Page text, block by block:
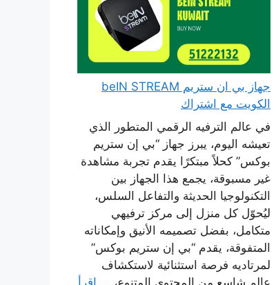
جهاز بي ان ستريم beIN STREAM
الكويت مع اشتراك
في عالم الترفيه الرقمي المتطور الذي
تعيشه اليوم، يبرز جهاز “بي إن ستريم
بوكس” كحلاً مبتكرًا يقدم تجربة مشاهدة
غير مسبوقة، يجمع هذا الجهاز بين
التكنولوجيا الحديثة والتفاعل السلس،
ليُحوّل كل منزل إلى مركز ترفيهي
متكامل، بفضل تصميمه الأنيق وإمكاناته
المتفوقة، يقدم “بي إن ستريم بوكس”
لمرتاديه فرصة استثنائية لاستكشاف